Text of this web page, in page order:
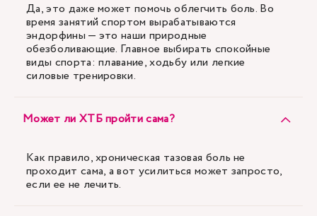
Да, это даже может помочь облегчить боль. Во
время занятий спортом вырабатываются
эндорфины — это наши природные
обезболивающие. Главное выбирать спокойные
виды спорта: плавание, ходьбу или легкие
силовые тренировки.
Может ли ХТБ пройти сама?
Как правило, хроническая тазовая боль не
проходит сама, а вот усилиться может запросто,
если ее не лечить.